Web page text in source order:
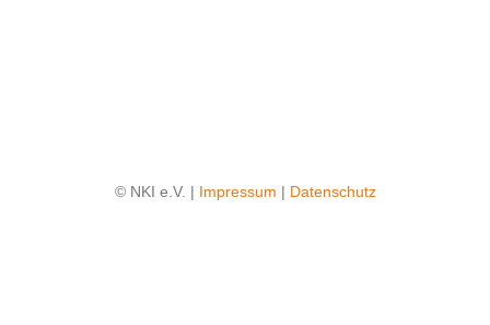
© NKI e.V. | Impressum | Datenschutz